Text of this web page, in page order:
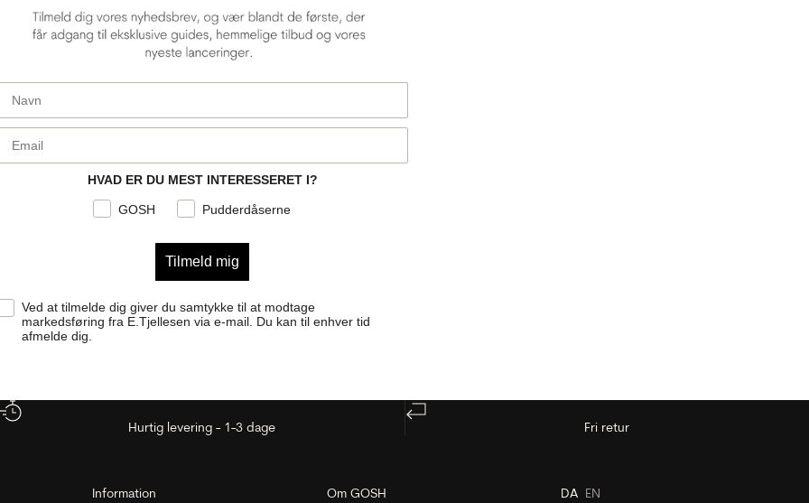
HVAD ER DU MEST INTERESSERET I?
GOSH Pudderdåserne
Tilmeld mig
Ved at tilmelde dig giver du samtykke til at modtage
markedsføring fra E.Tjellesen via e-mail. Du kan til enhver tid
afmelde dig.
Hurtig levering - 1-3 dage Fri retur
Information
Om GOSH
DA EN